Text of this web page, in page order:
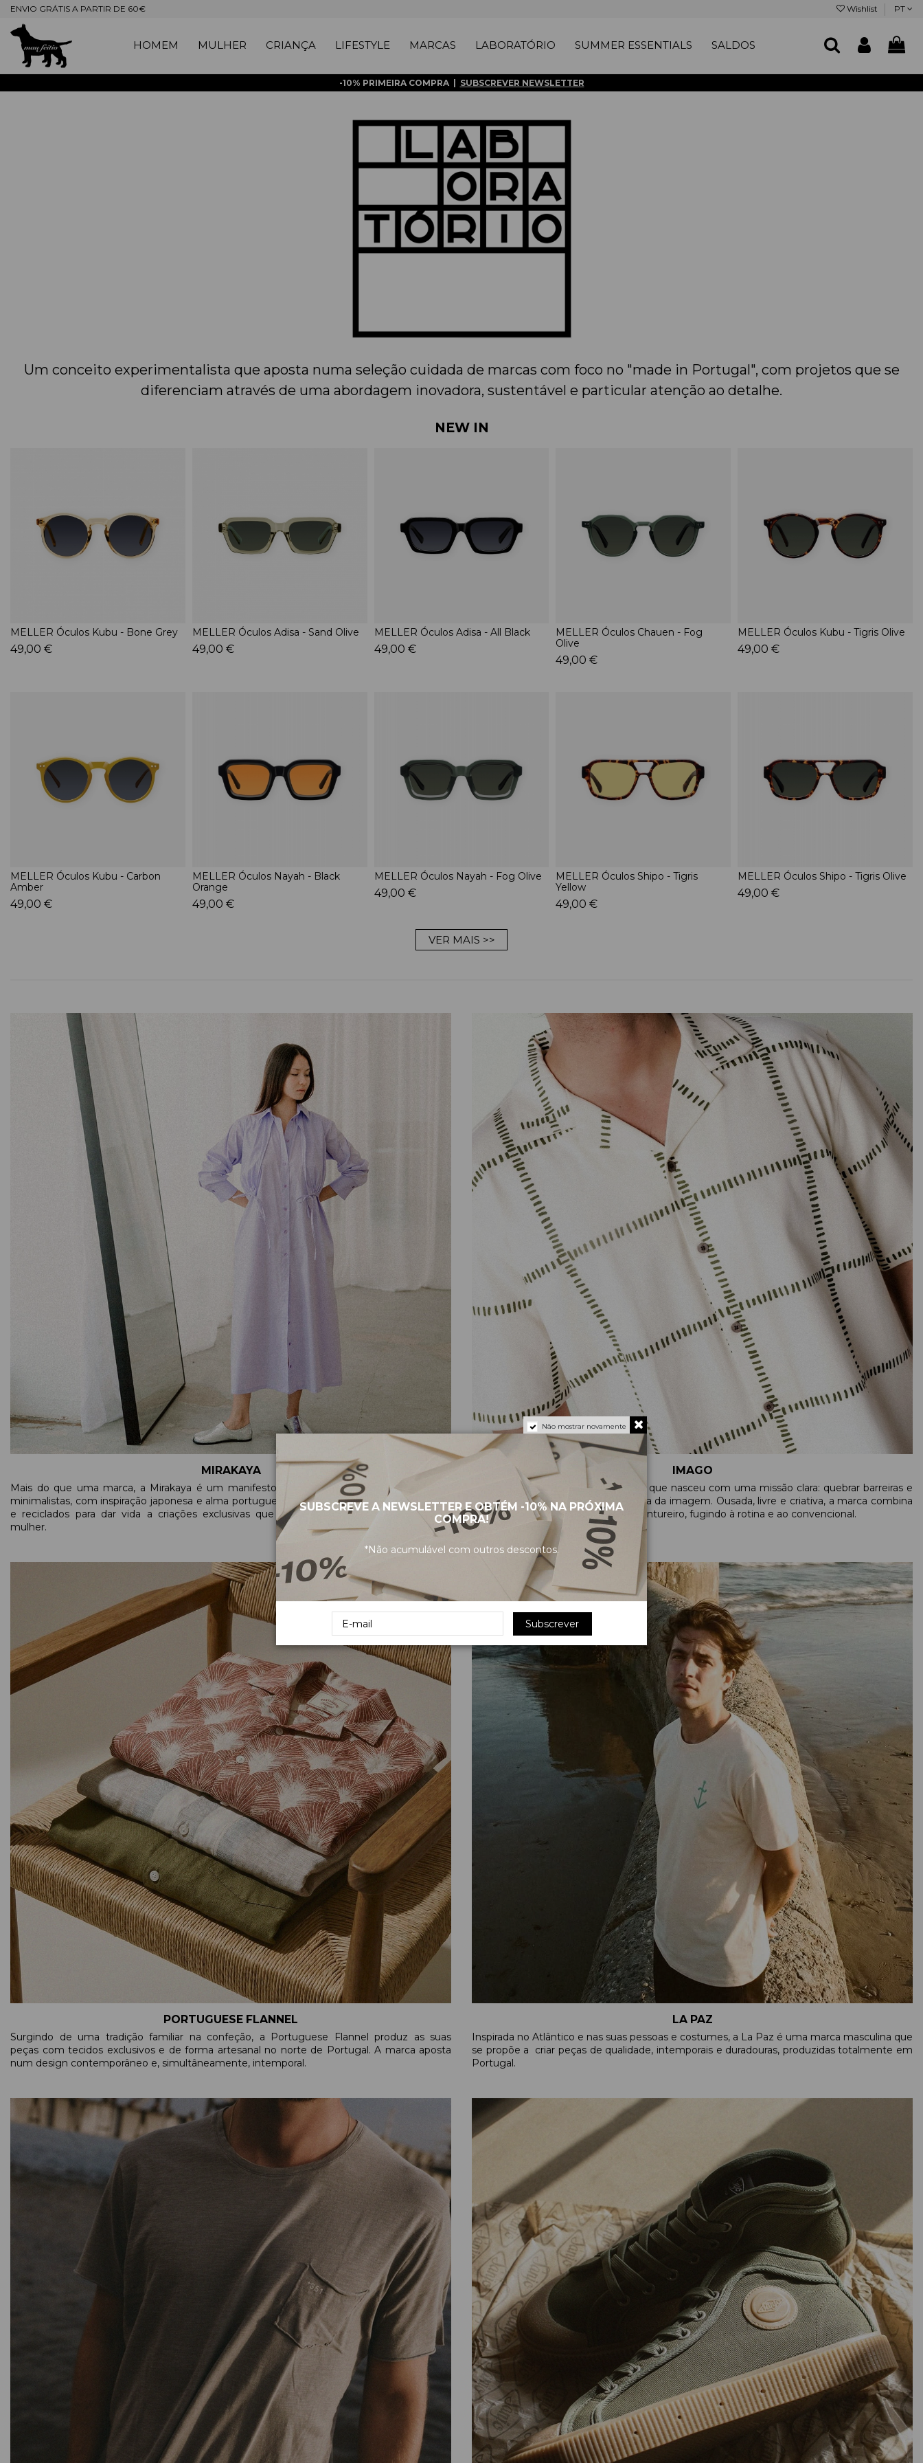
ENVIO GRÁTIS A PARTIR DE 60€ Wishlist PT
HOMEM MULHER CRIANÇA LIFESTYLE MARCAS LABORATÓRIO SUMMER ESSENTIALS SALDOS
-10% PRIMEIRA COMPRA | SUBSCREVER NEWSLETTER
Um conceito experimentalista que aposta numa seleção cuidada de marcas com foco no "made in Portugal", com projetos que se
diferenciam através de uma abordagem inovadora, sustentável e particular atenção ao detalhe.
NEW IN
MELLER Óculos Kubu - Bone Grey
49,00 €
MELLER Óculos Adisa - Sand Olive
49,00 €
MELLER Óculos Adisa - All Black
49,00 €
MELLER Óculos Chauen - Fog
Olive
49,00 €
MELLER Óculos Kubu - Tigris Olive
49,00 €
MELLER Óculos Kubu - Carbon
Amber
49,00 €
MELLER Óculos Nayah - Black
Orange
49,00 €
MELLER Óculos Nayah - Fog Olive
49,00 €
MELLER Óculos Shipo - Tigris
Yellow
49,00 €
MELLER Óculos Shipo - Tigris Olive
49,00 €
VER MAIS >>
MIRAKAYA
Mais do que uma marca, a Mirakaya é um manifesto. Cria peças intemporais, oversize e
minimalistas, com inspiração japonesa e alma portuguesa. No atelier, une materiais naturais
e reciclados para dar vida a criações exclusivas que celebram a singularidade de cada
mulher.
IMAGO
A IMAGO é uma marca portuguesa que nasceu com uma missão clara: quebrar barreiras e
inspirar uma geração através da força da imagem. Ousada, livre e criativa, a marca combina
design arrojado com um espírito aventureiro, fugindo à rotina e ao convencional.
PORTUGUESE FLANNEL
Surgindo de uma tradição familiar na confeção, a Portuguese Flannel produz as suas
peças com tecidos exclusivos e de forma artesanal no norte de Portugal. A marca aposta
num design contemporâneo e, simultâneamente, intemporal.
LA PAZ
Inspirada no Atlântico e nas suas pessoas e costumes, a La Paz é uma marca masculina que
se propõe a criar peças de qualidade, intemporais e duradouras, produzidas totalmente em
Portugal.
Não mostrar novamente
SUBSCREVE A NEWSLETTER E OBTÉM -10%NA PRÓXIMA
COMPRA!
*Não acumulável com outros descontos.
Subscrever